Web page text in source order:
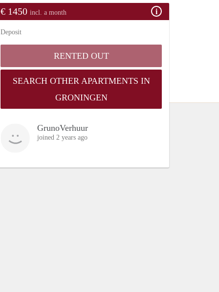
€ 1450 incl. a month
Deposit
RENTED OUT
SEARCH OTHER APARTMENTS IN
GRONINGEN
GrunoVerhuur
joined 2 years ago